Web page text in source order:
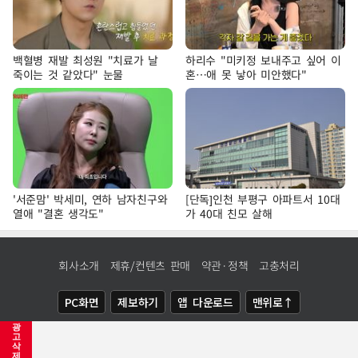
광
고
삭
제
백혈병 재발 최성원 "치료가 날
죽이는 것 같았다" 눈물
하리수 "미키정 보내주고 싶어 이
혼…애 못 낳아 미안했다"
'서준맘' 박세미, 연하 남자친구와
열애 "결혼 생각도"
[단독]인천 부평구 아파트서 10대
가 40대 친모 살해
회사소개 제휴/컨텐츠 판매 약관·정책 고충처리
PC화면 제보하기 앱 다운로드 맨위로↑